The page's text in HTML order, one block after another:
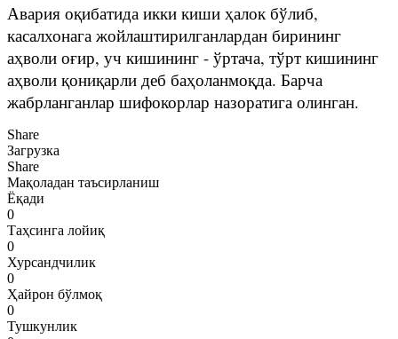
Авария оқибатида икки киши ҳалок бўлиб,
касалхонага жойлаштирилганлардан бирининг
аҳволи оғир, уч кишининг - ўртача, тўрт кишининг
аҳволи қониқарли деб баҳоланмоқда. Барча
жабрланганлар шифокорлар назоратига олинган.
Share
Загрузка
Share
Мақоладан таъсирланиш
Ёқади
0
Таҳсинга лойиқ
0
Хурсандчилик
0
Ҳайрон бўлмоқ
0
Тушкунлик